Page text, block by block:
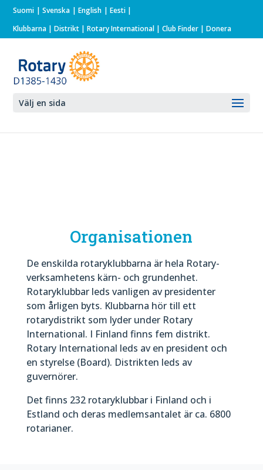
Suomi Svenska English
Eesti
Klubbarna |Distrikt |Rotary International | Club Finder | Donera
Välj en sida
Organisationen
De enskilda rotaryklubbarna är hela Rotary-
verksamhetens kärn- och grundenhet.
Rotaryklubbar leds vanligen av presidenter
som årligen byts. Klubbarna hör till ett
rotarydistrikt som lyder under Rotary
International. I Finland finns fem distrikt.
Rotary International leds av en president och
en styrelse (Board). Distrikten leds av
guvernörer.
Det finns 232 rotaryklubbar i Finland och i
Estland och deras medlemsantalet är ca. 6800
rotarianer.